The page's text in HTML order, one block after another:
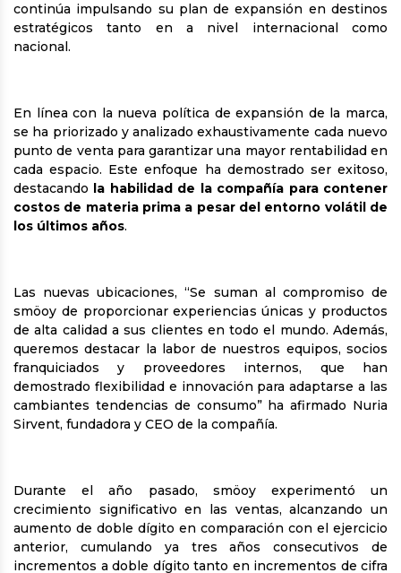
continúa impulsando su plan de expansión en destinos
estratégicos tanto en a nivel internacional como
nacional.
En línea con la nueva política de expansión de la marca,
se ha priorizado y analizado exhaustivamente cada nuevo
punto de venta para garantizar una mayor rentabilidad en
cada espacio. Este enfoque ha demostrado ser exitoso,
destacando la habilidad de la compañía para contener
costos de materia prima a pesar del entorno volátil de
los últimos años.
Las nuevas ubicaciones, “Se suman al compromiso de
smöoy de proporcionar experiencias únicas y productos
de alta calidad a sus clientes en todo el mundo. Además,
queremos destacar la labor de nuestros equipos, socios
franquiciados y proveedores internos, que han
demostrado flexibilidad e innovación para adaptarse a las
cambiantes tendencias de consumo” ha afirmado Nuria
Sirvent, fundadora y CEO de la compañía.
Durante el año pasado, smöoy experimentó un
crecimiento significativo en las ventas, alcanzando un
aumento de doble dígito en comparación con el ejercicio
anterior, cumulando ya tres años consecutivos de
incrementos a doble dígito tanto en incrementos de cifra